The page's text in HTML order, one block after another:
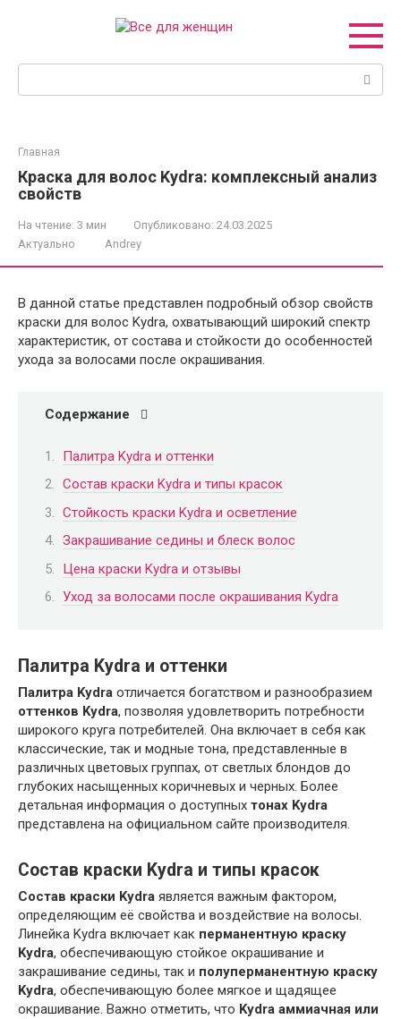
Главная
Краска для волос Kydra: комплексный анализ
свойств
На чтение: 3 мин Опубликовано: 24.03.2025
Актуально
Andrey
В данной статье представлен подробный обзор свойств
краски для волос Kydra, охватывающий широкий спектр
характеристик, от состава и стойкости до особенностей
ухода за волосами после окрашивания.
Содержание
Палитра Kydra и оттенки
Состав краски Kydra и типы красок
Стойкость краски Kydra и осветление
Закрашивание седины и блеск волос
Цена краски Kydra и отзывы
Уход за волосами после окрашивания Kydra
Палитра Kydra и оттенки
Палитра Kydra отличается богатством и разнообразием
оттенков Kydra, позволяя удовлетворить потребности
широкого круга потребителей. Она включает в себя как
классические, так и модные тона, представленные в
различных цветовых группах, от светлых блондов до
глубоких насыщенных коричневых и черных. Более
детальная информация о доступных тонах Kydra
представлена на официальном сайте производителя.
Состав краски Kydra и типы красок
Состав краски Kydra является важным фактором,
определяющим её свойства и воздействие на волосы.
Линейка Kydra включает как перманентную краску
Kydra, обеспечивающую стойкое окрашивание и
закрашивание седины, так и полуперманентную краску
Kydra, обеспечивающую более мягкое и щадящее
окрашивание. Важно отметить, что Kydra аммиачная или